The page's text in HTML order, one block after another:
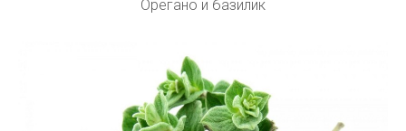
Орегано и базилик